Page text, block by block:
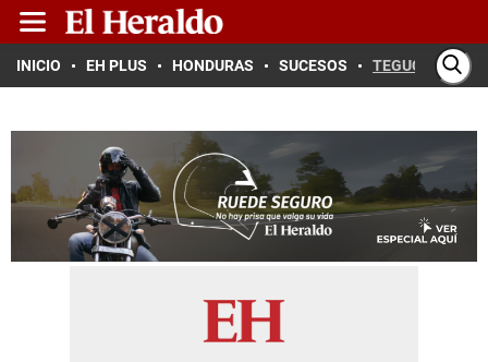
INICIO EH PLUS HONDURAS SUCESOS TEGUCIGALPA